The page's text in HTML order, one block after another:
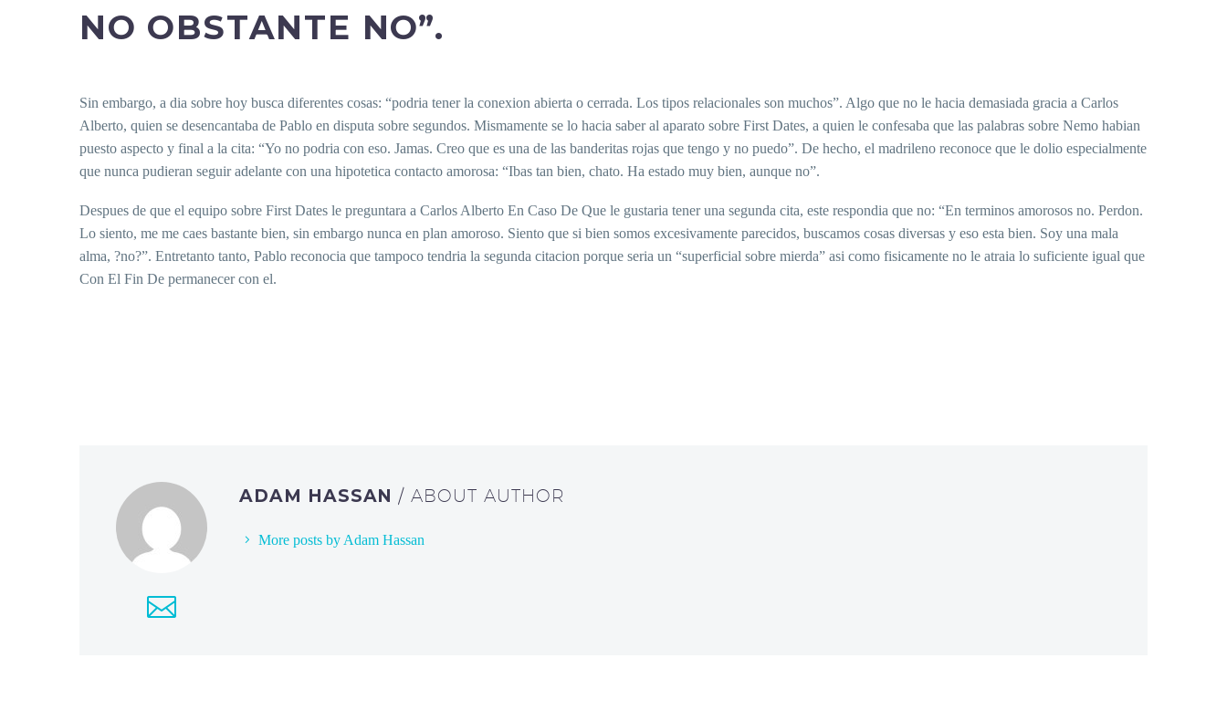
NO OBSTANTE NO”.
Sin embargo, a dia sobre hoy busca diferentes cosas: “podria tener la conexion abierta o cerrada. Los tipos relacionales son muchos”. Algo que no le hacia demasiada gracia a Carlos
Alberto, quien se desencantaba de Pablo en disputa sobre segundos. Mismamente se lo hacia saber al aparato sobre First Dates, a quien le confesaba que las palabras sobre Nemo habian
puesto aspecto y final a la cita: “Yo no podria con eso. Jamas. Creo que es una de las banderitas rojas que tengo y no puedo”. De hecho, el madrileno reconoce que le dolio especialmente
que nunca pudieran seguir adelante con una hipotetica contacto amorosa: “Ibas tan bien, chato. Ha estado muy bien, aunque no”.
Despues de que el equipo sobre First Dates le preguntara a Carlos Alberto En Caso De Que le gustaria tener una segunda cita, este respondia que no: “En terminos amorosos no. Perdon.
Lo siento, me me caes bastante bien, sin embargo nunca en plan amoroso. Siento que si bien somos excesivamente parecidos, buscamos cosas diversas y eso esta bien. Soy una mala
alma, ?no?”. Entretanto tanto, Pablo reconocia que tampoco tendria la segunda citacion porque seri­a un “superficial sobre mierda” asi­ como fisicamente no le atraia lo suficiente igual que
Con El Fin De permanecer con el.
ADAM HASSAN / ABOUT AUTHOR
More posts by Adam Hassan